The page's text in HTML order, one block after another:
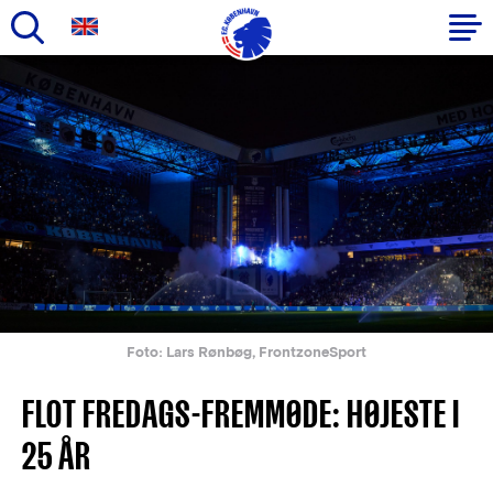
til
hovedindhold
Primær
navigation
Foto: Lars Rønbøg, FrontzoneSport
FLOT FREDAGS-FREMMØDE: HØJESTE I
25 ÅR